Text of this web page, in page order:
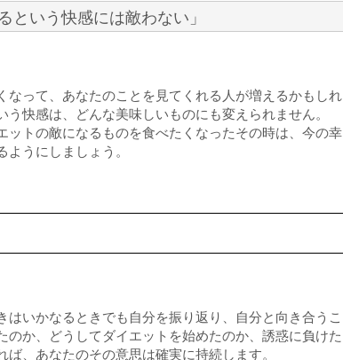
という快感には敵わない」
って、あなたのことを見てくれる人が増えるかもしれ
快感は、どんな美味しいものにも変えられません。
ットの敵になるものを食べたくなったその時は、今の幸
うにしましょう。
いかなるときでも自分を振り返り、自分と向き合うこ
か、どうしてダイエットを始めたのか、誘惑に負けた
、あなたのその意思は確実に持続します。